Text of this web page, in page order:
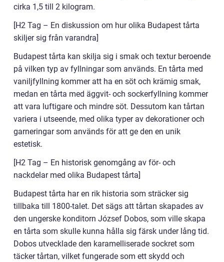
cirka 1,5 till 2 kilogram.
[H2 Tag – En diskussion om hur olika Budapest tårta
skiljer sig från varandra]
Budapest tårta kan skilja sig i smak och textur beroende
på vilken typ av fyllningar som används. En tårta med
vaniljfyllning kommer att ha en söt och krämig smak,
medan en tårta med äggvit- och sockerfyllning kommer
att vara luftigare och mindre söt. Dessutom kan tårtan
variera i utseende, med olika typer av dekorationer och
garneringar som används för att ge den en unik
estetisk.
[H2 Tag – En historisk genomgång av för- och
nackdelar med olika Budapest tårta]
Budapest tårta har en rik historia som sträcker sig
tillbaka till 1800-talet. Det sägs att tårtan skapades av
den ungerske konditorn József Dobos, som ville skapa
en tårta som skulle kunna hålla sig färsk under lång tid.
Dobos utvecklade den karamelliserade sockret som
täcker tårtan, vilket fungerade som ett skydd och